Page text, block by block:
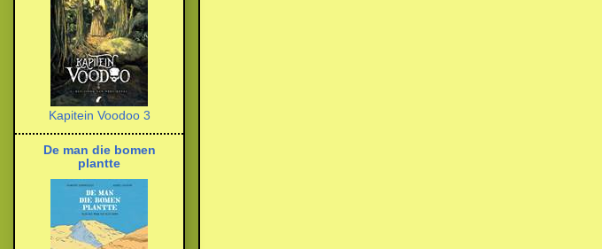
Kapitein Voodoo 3
De man die bomen
plantte